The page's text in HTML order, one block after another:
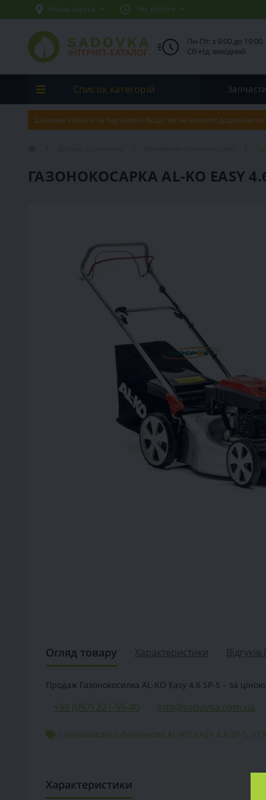
Наша адреса Час роботи
Пн-Пт: з 9:00 до 19:00
Сб-Нд: вихідний
Список категорій
Шановні клієнти та партнери! Якщо ви не можете
ГАЗОНОКОСАРКА AL-KO EASY
Огляд товару Характеристики Відгуків
Продаж Газонокосилка AL-KO Easy 4.6 SP-S – за
+38 (097) 221-55-40 info@sadovka.com.ua
Газонокосарка бензинова AL-KO EASY 4.6 SP-S,
Характеристики